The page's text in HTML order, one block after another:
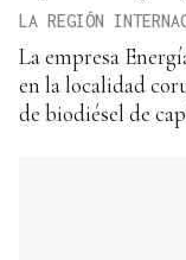
LA REGIÓN
La empresa
en la localidad
de biodiésel de